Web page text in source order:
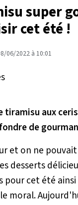
super
cet été !
06/2022 à 10:01
tiramisu aux
de
et on ne
desserts
pour cet été ainsi
moral.